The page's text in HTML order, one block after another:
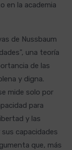
en la academia
de Nussbaum
una teoría
de las
y digna.
mide solo por
para
y las
capacidades
que, más